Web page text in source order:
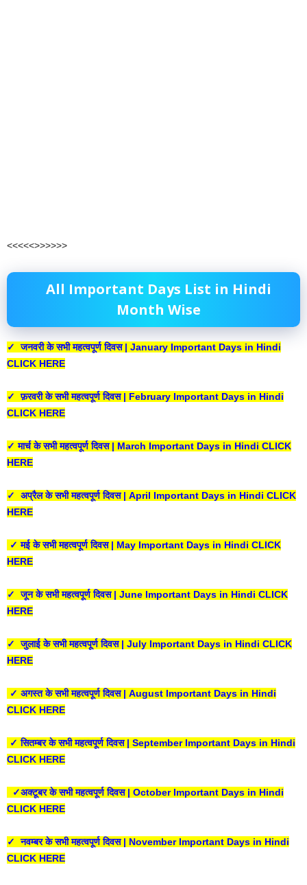
<<<<<>>>>>>
All Important Days List in Hindi
Month Wise
✓ जनवरी के सभी महत्वपूर्ण दिवस | January Important Days in Hindi
CLICK HERE
✓ फ़रवरी के सभी महत्वपूर्ण दिवस | February Important Days in Hindi
CLICK HERE
✓ मार्च के सभी महत्वपूर्ण दिवस | March Important Days in Hindi CLICK
HERE
✓ अप्रैल के सभी महत्वपूर्ण दिवस | April Important Days in Hindi CLICK
HERE
✓ मई के सभी महत्वपूर्ण दिवस | May Important Days in Hindi CLICK
HERE
✓ जून के सभी महत्वपूर्ण दिवस | June Important Days in Hindi CLICK
HERE
✓ जुलाई के सभी महत्वपूर्ण दिवस | July Important Days in Hindi CLICK
HERE
✓ अगस्त के सभी महत्वपूर्ण दिवस | August Important Days in Hindi
CLICK HERE
✓ सितम्बर के सभी महत्वपूर्ण दिवस | September Important Days in Hindi
CLICK HERE
✓अक्टूबर के सभी महत्वपूर्ण दिवस | October Important Days in Hindi
CLICK HERE
✓ नवम्बर के सभी महत्वपूर्ण दिवस | November Important Days in Hindi
CLICK HERE